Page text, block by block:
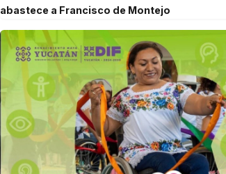
abastece a Francisco de Montejo